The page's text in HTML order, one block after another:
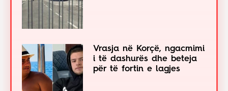
Vrasja në Korçë, ngacmimi
i të dashurës dhe beteja
për të fortin e lagjes